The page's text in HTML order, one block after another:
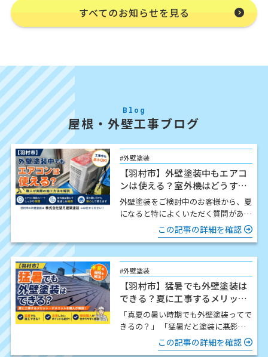
すべてのお知らせを見る
Blog
屋根・外壁工事ブログ
#外壁塗装
【羽村市】外壁塗装中もエアコ
ンは使える？室外機はどうす
る？職人が解説
外壁塗装をご検討中のお客様から、夏
になると特によくいただく質問があり
ますか？」 結論からお伝…
この記事の詳細を確認
#外壁塗装
【羽村市】猛暑でも外壁塗装は
できる？夏に工事するメリッ
ト・注意点を職人が解説
「真夏の暑い時期でも外壁塗装ってで
きるの？」 「猛暑だと塗装に悪影響
はないの？」 この時期になると、こ
のようなご質問をいた…
この記事の詳細を確認